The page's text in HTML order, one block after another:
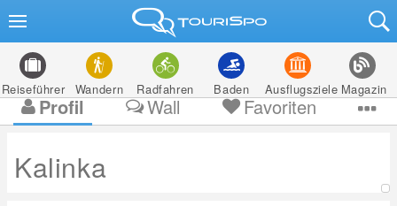
Reiseführer Wandern Radfahren Baden Ausflugsziele Magazin
Profil Wall Favoriten
Kalinka